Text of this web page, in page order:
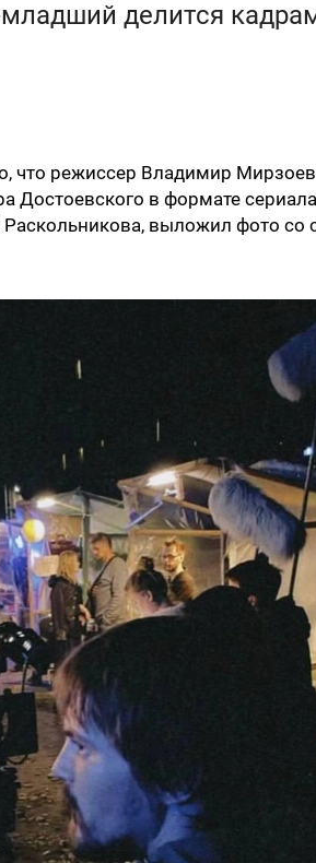
делится
что режиссер Владимир
Достоевского в формате
выложил фото со